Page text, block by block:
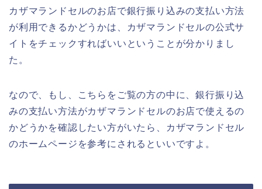
カザマランドセルのお店で銀行振り込みの支払い方法
が利用できるかどうかは、カザマランドセルの公式サ
イトをチェックすればいいということが分かりまし
た。
なので、もし、こちらをご覧の方の中に、銀行振り込
みの支払い方法がカザマランドセルのお店で使えるの
かどうかを確認したい方がいたら、カザマランドセル
のホームページを参考にされるといいですよ。